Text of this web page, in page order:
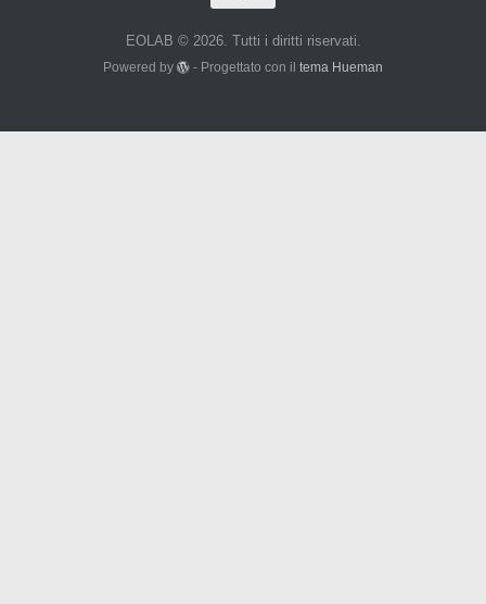
EOLAB © 2026. Tutti i diritti riservati.
Powered by - Progettato con il tema Hueman